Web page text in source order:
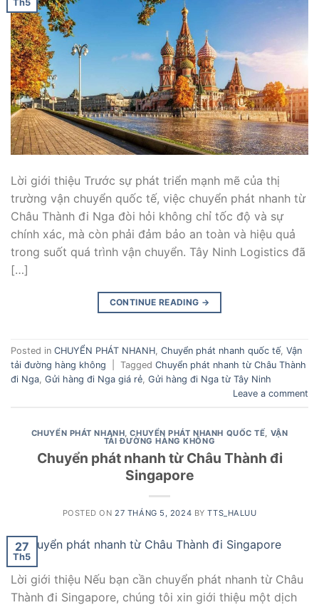
Th5
Lời giới thiệu Trước sự phát triển mạnh mẽ của thị
trường vận chuyển quốc tế, việc chuyển phát nhanh từ
Châu Thành đi Nga đòi hỏi không chỉ tốc độ và sự
chính xác, mà còn phải đảm bảo an toàn và hiệu quả
trong suốt quá trình vận chuyển. Tây Ninh Logistics đã
[…]
CONTINUE READING →
Posted in CHUYỂN PHÁT NHANH, Chuyển phát nhanh quốc tế, Vận
tải đường hàng không
Tagged Chuyển phát nhanh từ Châu Thành
đi Nga, Gửi hàng đi Nga giá rẻ, Gửi hàng đi Nga từ Tây Ninh
Leave a comment
CHUYỂN PHÁT NHANH,CHUYỂN PHÁT NHANH QUỐC TẾ, VẬN
TẢI ĐƯỜNG HÀNG KHÔNG
Chuyển phát nhanh từ Châu Thành đi
Singapore
POSTED ON 27 THÁNG 5, 2024 BYTTS_HALUU
27
Th5
Lời giới thiệu Nếu bạn cần chuyển phát nhanh từ Châu
Thành đi Singapore, chúng tôi xin giới thiệu một dịch